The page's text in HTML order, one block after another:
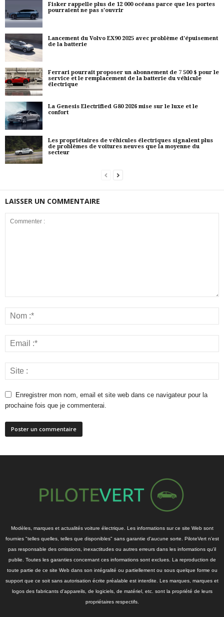
Fisker rappelle plus de 12 000 océans parce que les portes
pourraient ne pas s'ouvrir
Lancement du Volvo EX90 2025 avec problème d'épuisement
de la batterie
Ferrari pourrait proposer un abonnement de 7 500 $ pour le
service et le remplacement de la batterie du véhicule
électrique
La Genesis Electrified G80 2026 mise sur le luxe et le
confort
Les propriétaires de véhicules électriques signalent plus
de problèmes de voitures neuves que la moyenne du
secteur
LAISSER UN COMMENTAIRE
Enregistrer mon nom, email et site web dans ce navigateur pour la
prochaine fois que je commenterai.
Modèles, marques et actualités voiture électrique. Les informations sur ce site Web sont
fournies "telles quelles, telles que disponibles" sans garantie d'aucune sorte. PiloteVert n'est
pas responsable des omissions, inexactitudes ou autres erreurs dans les informations qu'il
publie. Toutes les garanties concernant ces informations sont exclues. La reproduction de
toute partie de ce site Web dans son intégralité ou partiellement ou sous quelque forme ou
support que ce soit sans autorisation écrite préalable est interdite. Les marques, marques et
logos des fabricants d'appareils, de logiciels, de matériel, etc. sont la propriété de leurs
propriétaires respectifs.